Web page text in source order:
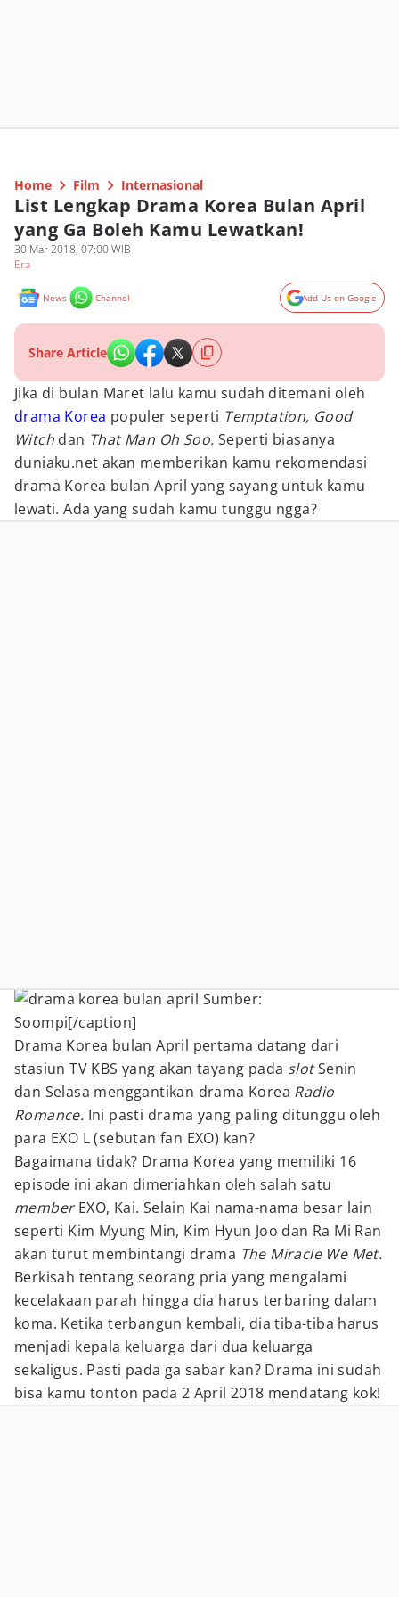
Home Film Internasional
List Lengkap Drama Korea Bulan April
yang Ga Boleh Kamu Lewatkan!
30 Mar 2018, 07:00 WIB
Era
News Channel Add Us on Google
Share Article
Jika di bulan Maret lalu kamu sudah ditemani oleh
drama Korea populer seperti Temptation, Good
Witch dan That Man Oh Soo. Seperti biasanya
duniaku.net akan memberikan kamu rekomendasi
drama Korea bulan April yang sayang untuk kamu
lewati. Ada yang sudah kamu tunggu ngga?
Sumber:
Soompi[/caption]
Drama Korea bulan April pertama datang dari
stasiun TV KBS yang akan tayang pada slotSenin
dan Selasa menggantikan drama Korea Radio
Romance. Ini pasti drama yang paling ditunggu oleh
para EXO L (sebutan fan EXO) kan?
Bagaimana tidak? Drama Korea yang memiliki 16
episode ini akan dimeriahkan oleh salah satu
memberEXO, Kai. Selain Kai nama-nama besar lain
seperti Kim Myung Min, Kim Hyun Joo dan Ra Mi Ran
akan turut membintangi drama The Miracle We Met.
Berkisah tentang seorang pria yang mengalami
kecelakaan parah hingga dia harus terbaring dalam
koma. Ketika terbangun kembali, dia tiba-tiba harus
menjadi kepala keluarga dari dua keluarga
sekaligus. Pasti pada ga sabar kan? Drama ini sudah
bisa kamu tonton pada 2 April 2018 mendatang kok!